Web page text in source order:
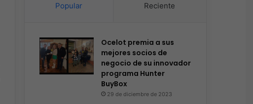
Popular Reciente
Ocelot premia a sus
mejores socios de
negocio de su innovador
programa Hunter
BuyBox
29 de diciembre de 2023